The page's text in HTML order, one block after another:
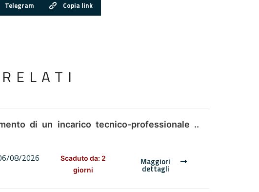
Telegram Copia link
di un incarico tecnico-professionale ..
08/2026
Scaduto da: 2
giorni
Maggiori
dettagli